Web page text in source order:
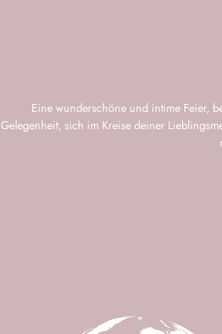
Eine wunderschöne und intime Feier,
Gelegenheit, sich im Kreise deiner